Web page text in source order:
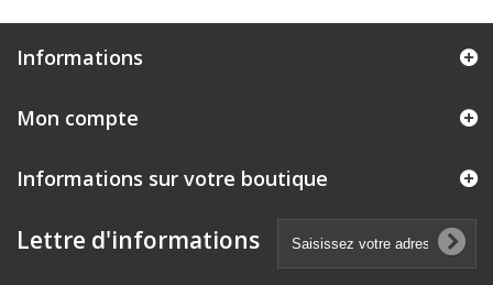
Informations
Mon compte
Informations sur votre boutique
Lettre d'informations